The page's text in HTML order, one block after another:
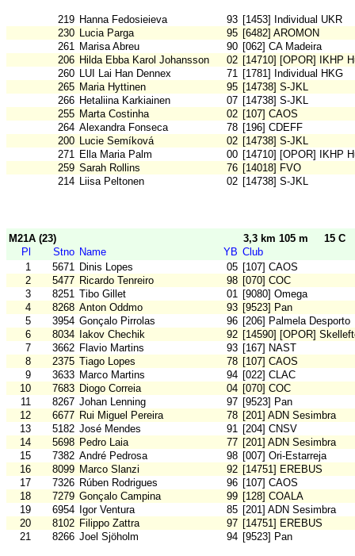
219 Hanna Fedosieieva 93 [1453] Individual UKR
230 Lucia Parga 95 [6482] AROMON
261 Marisa Abreu 90 [062] CA Madeira
206 Hilda Ebba Karol Johansson 02 [14710] [OPOR] IKHP
260 LUI Lai Han Dennex 71 [1781] Individual HKG
265 Maria Hyttinen 95 [14738] S-JKL
266 Hetaliina Karkiainen 07 [14738] S-JKL
255 Marta Costinha 02 [107] CAOS
264 Alexandra Fonseca 78 [196] CDEFF
200 Lucie Semíková 02 [14738] S-JKL
271 Ella Maria Palm 00 [14710] [OPOR] IKHP
259 Sarah Rollins 76 [14018] FVO
214 Liisa Peltonen 02 [14738] S-JKL
M21A (23) 3,3 km 105 m
15 C
Pl
Stno Name YB Club
1
5671 Dinis Lopes 05 [107] CAOS
2
5477 Ricardo Tenreiro 98 [070] COC
3
8251 Tibo Gillet 01 [9080] Omega
4
8268 Anton Oddmo 93 [9523] Pan
5
3954 Gonçalo Pirrolas 96 [206] Palmela Desporto
6
8034 Iakov Chechik 92 [14590] [OPOR]
7
3662 Flavio Martins 93 [167] NAST
8
2375 Tiago Lopes 78 [107] CAOS
9
3633 Marco Martins 94 [022] CLAC
10
7683 Diogo Correia 04 [070] COC
11
8267 Johan Lenning 97 [9523] Pan
12
6677 Rui Miguel Pereira 78 [201] ADN Sesimbra
13
5182 José Mendes 91 [204] CNSV
14
5698 Pedro Laia 77 [201] ADN Sesimbra
15
7382 André Pedrosa 98 [007] Ori-Estarreja
16
8099 Marco Slanzi 92 [14751] EREBUS
17
7326 Rúben Rodrigues 96 [107] CAOS
18
7279 Gonçalo Campina 99 [128] COALA
19
6954 Igor Ventura 85 [201] ADN Sesimbra
20
8102 Filippo Zattra 97 [14751] EREBUS
21
8266 Joel Sjöholm 94 [9523] Pan